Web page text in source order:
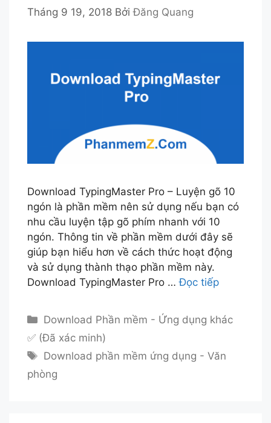
Tháng 9 19, 2018 BởiĐăng Quang
Download TypingMaster Pro – Luyện gõ 10
ngón là phần mềm nên sử dụng nếu bạn có
nhu cầu luyện tập gõ phím nhanh với 10
ngón. Thông tin về phần mềm dưới đây sẽ
giúp bạn hiểu hơn về cách thức hoạt động
và sử dụng thành thạo phần mềm này.
Download TypingMaster Pro …Đọc tiếp
Danh
mục
Download Phần mềm - Ứng dụng khác
✅ (Đã xác minh)
Thẻ
Download phần mềm ứng dụng - Văn
phòng